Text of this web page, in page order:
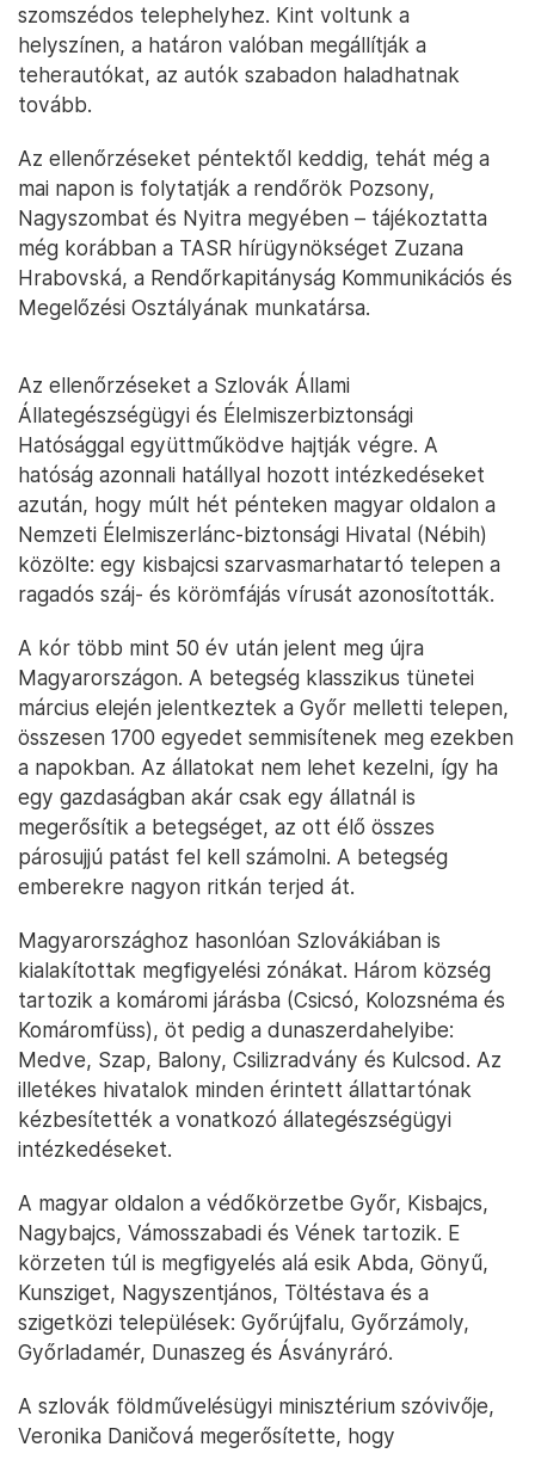
szomszédos telephelyhez. Kint voltunk a
helyszínen, a határon valóban megállítják a
teherautókat, az autók szabadon haladhatnak
tovább.
Az ellenőrzéseket péntektől keddig, tehát még a
mai napon is folytatják a rendőrök Pozsony,
Nagyszombat és Nyitra megyében – tájékoztatta
még korábban a TASR hírügynökséget Zuzana
Hrabovská, a Rendőrkapitányság Kommunikációs és
Megelőzési Osztályának munkatársa.
Az ellenőrzéseket a Szlovák Állami
Állategészségügyi és Élelmiszerbiztonsági
Hatósággal együttműködve hajtják végre. A
hatóság azonnali hatállyal hozott intézkedéseket
azután, hogy múlt hét pénteken magyar oldalon a
Nemzeti Élelmiszerlánc-biztonsági Hivatal (Nébih)
közölte: egy kisbajcsi szarvasmarhatartó telepen a
ragadós száj- és körömfájás vírusát azonosították.
A kór több mint 50 év után jelent meg újra
Magyarországon. A betegség klasszikus tünetei
március elején jelentkeztek a Győr melletti telepen,
összesen 1700 egyedet semmisítenek meg ezekben
a napokban. Az állatokat nem lehet kezelni, így ha
egy gazdaságban akár csak egy állatnál is
megerősítik a betegséget, az ott élő összes
párosujjú patást fel kell számolni. A betegség
emberekre nagyon ritkán terjed át.
Magyarországhoz hasonlóan Szlovákiában is
kialakítottak megfigyelési zónákat. Három község
tartozik a komáromi járásba (Csicsó, Kolozsnéma és
Komáromfüss), öt pedig a dunaszerdahelyibe:
Medve, Szap, Balony, Csilizradvány és Kulcsod. Az
illetékes hivatalok minden érintett állattartónak
kézbesítették a vonatkozó állategészségügyi
intézkedéseket.
A magyar oldalon a védőkörzetbe Győr, Kisbajcs,
Nagybajcs, Vámosszabadi és Vének tartozik. E
körzeten túl is megfigyelés alá esik Abda, Gönyű,
Kunsziget, Nagyszentjános, Töltéstava és a
szigetközi települések: Győrújfalu, Győrzámoly,
Győrladamér, Dunaszeg és Ásványráró.
A szlovák földművelésügyi minisztérium szóvivője,
Veronika Daničová megerősítette, hogy